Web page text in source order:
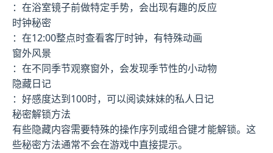
：在浴室镜子前做特定手势，会出现有趣的反应
时钟秘密
：在12:00整点时查看客厅时钟，有特殊动画
窗外风景
：在不同季节观察窗外，会发现季节性的小动物
隐藏日记
：好感度达到100时，可以阅读妹妹的私人日记
秘密解锁方法
有些隐藏内容需要特殊的操作序列或组合键才能解锁。这
些秘密方法通常不会在游戏中直接提示。